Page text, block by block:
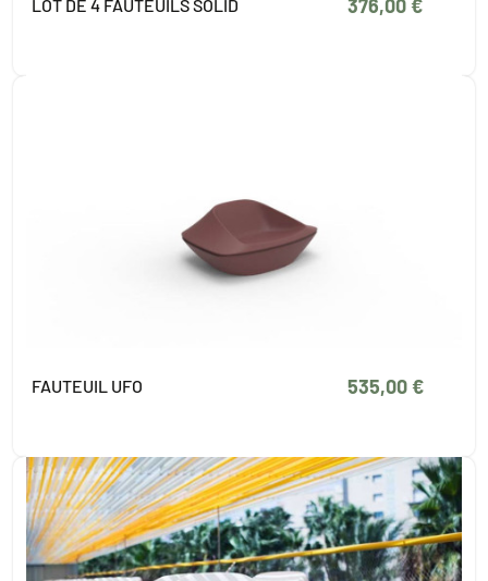
LOT DE 4 FAUTEUILS SOLID 376,00 €
FAUTEUIL UFO 535,00 €